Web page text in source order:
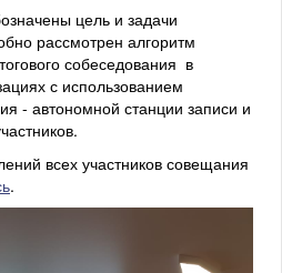
цель и задачи
рассмотрен алгоритм
собеседования в
с использованием
- автономной станции записи и
всех участников совещания
.